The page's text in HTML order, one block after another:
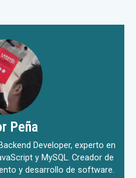
Peña
Developer, experto en
y MySQL. Creador de
y desarrollo de software.